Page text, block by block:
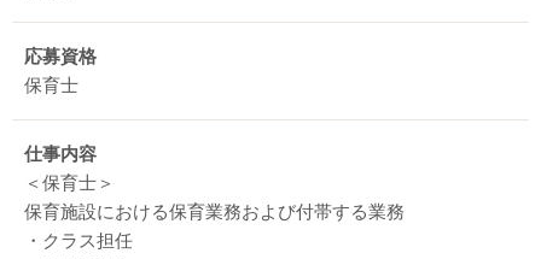
応募資格
保育士
仕事内容
＜保育士＞
保育施設における保育業務および付帯する業務
・クラス担任